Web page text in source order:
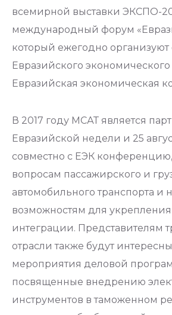
всемирной выставки ЭКСПО-
международный форум
который ежегодно
Евразийского
Евразийская экономическая
В 2017 году МСАТ является
Евразийской недели и 25
совместно с ЕЭК
вопросам пассажирского и
автомобильного транспорта и
возможностям для
интеграции. Представителям
отрасли также будут
мероприятия деловой
посвященные внедрению
инструментов в таможенном